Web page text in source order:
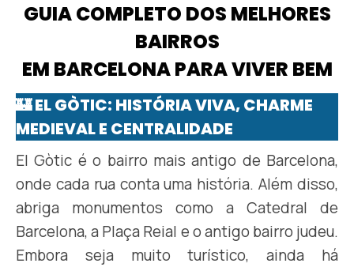
GUIA COMPLETO DOS MELHORES
BAIRROS
EM BARCELONA PARA VIVER BEM
🏰 EL GÒTIC: HISTÓRIA VIVA, CHARME
MEDIEVAL E CENTRALIDADE
El Gòtic é o bairro mais antigo de Barcelona,
onde cada rua conta uma história. Além disso,
abriga monumentos como a Catedral de
Barcelona, a Plaça Reial e o antigo bairro judeu.
Embora seja muito turístico, ainda há